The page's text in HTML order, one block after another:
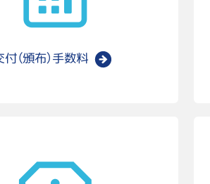
（頒布）手数料